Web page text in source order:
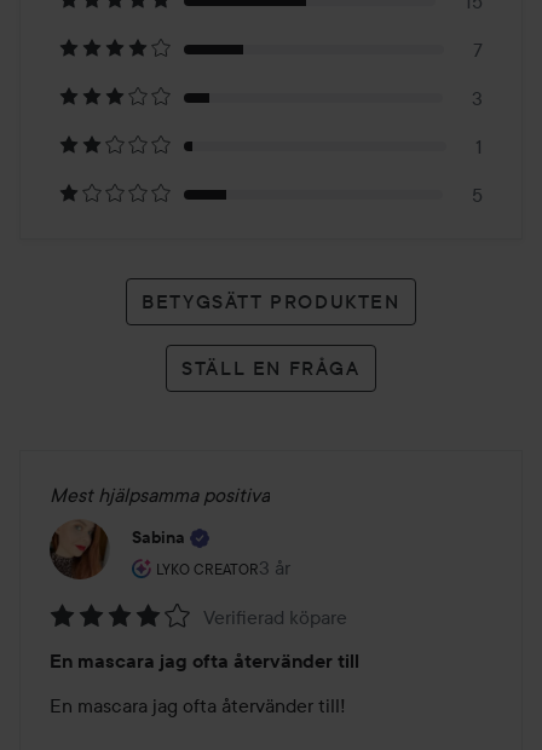
på
31
betyg
7
3
1
5
BETYGSÄTT PRODUKTEN
STÄLL EN FRÅGA
Mest hjälpsamma positiva
Sabina
LYKO CREATOR
Användarens roll: Lyko Creator.
3 år
Inlägget skapades 3 år
4
av
Verifierad köpare
En mascara jag ofta återvänder till
En mascara jag ofta återvänder till!